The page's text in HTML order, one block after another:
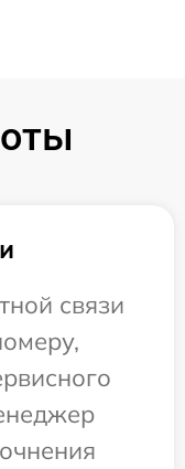
связи